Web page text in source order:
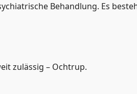
Behandlung. Es
zulässig – Ochtrup.